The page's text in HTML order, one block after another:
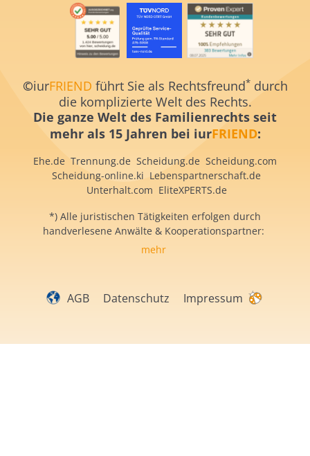
©iurFRIEND führt Sie als Rechtsfreund*durch
die komplizierte Welt des Rechts.
Die ganze Welt des Familienrechts seit
mehr als 15 Jahren bei iurFRIEND:
Ehe.de Trennung.de Scheidung.de Scheidung.com
Scheidung-online.ki Lebenspartnerschaft.de
Unterhalt.com EliteXPERTS.de
*) Alle juristischen Tätigkeiten erfolgen durch
handverlesene Anwälte & Kooperationspartner:
mehr
AGB Datenschutz Impressum